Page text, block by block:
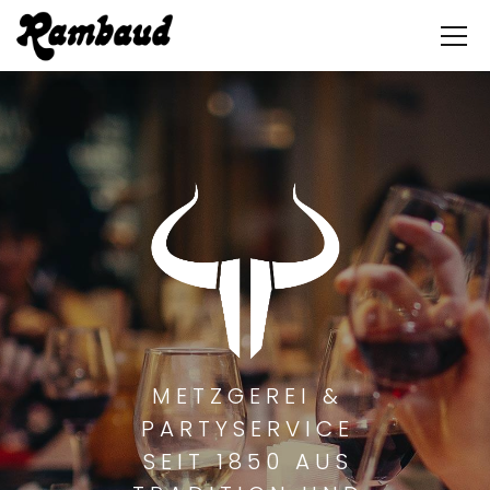
M E T ZGERE I &
PARTYSER V ICE
SEIT 1850 A US